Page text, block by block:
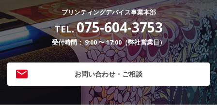
プリンティングデバイス事業本部
TEL.075-604-3753
受付時間： 9:00 〜 17:00（弊社営業日）
お問い合わせ・ご相談